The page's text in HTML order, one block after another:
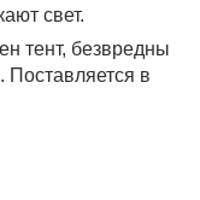
свет.
тент, безвредны
Поставляется в